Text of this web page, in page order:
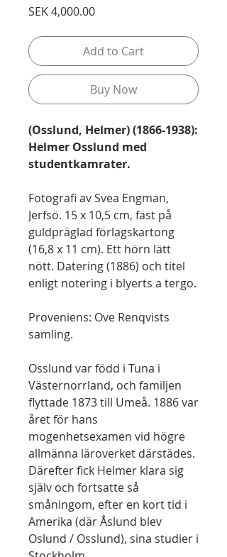
SEK 4,000.00Price
Add to Cart
Buy Now
(Osslund, Helmer) (1866-1938):
Helmer Osslund med
studentkamrater.
Fotografi av Svea Engman,
Jerfsö. 15 x 10,5 cm, fäst på
guldpräglad förlagskartong
(16,8 x 11 cm). Ett hörn lätt
nött. Datering (1886) och titel
enligt notering i blyerts a tergo.
Proveniens: Ove Renqvists
samling.
Osslund var född i Tuna i
Västernorrland, och familjen
flyttade 1873 till Umeå. 1886 var
året för hans
mogenhetsexamen vid högre
allmänna läroverket därstädes.
Därefter fick Helmer klara sig
själv och fortsatte så
småningom, efter en kort tid i
Amerika (där Åslund blev
Oslund / Osslund), sina studier i